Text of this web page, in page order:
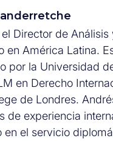
Director de Análisis
en América Latina.
por la Universidad
en Derecho
de Londres.
de experiencia
en el servicio